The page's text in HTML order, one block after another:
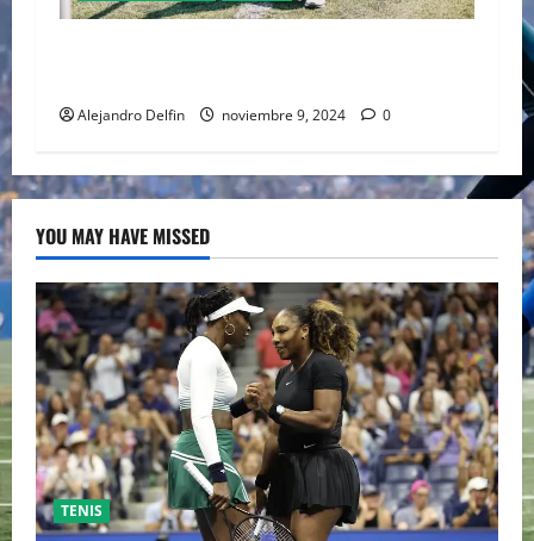
Alejandro Delfin noviembre 9, 2024 0
YOU MAY HAVE MISSED
TENIS